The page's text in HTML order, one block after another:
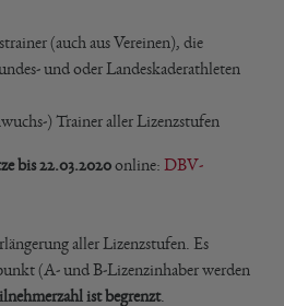
(auch aus Vereinen), die
und oder Landeskaderathleten
) Trainer aller Lizenzstufen
bis 22.03.2020online: DBV-
aller Lizenzstufen. Es
(A- und B-Lizenzinhaber werden
ist begrenzt.